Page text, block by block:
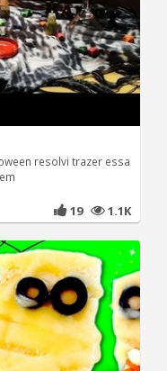
resolvi trazer essa
19 1.1K